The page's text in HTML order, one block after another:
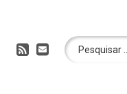
RSSE-mail
Pesquisar por: